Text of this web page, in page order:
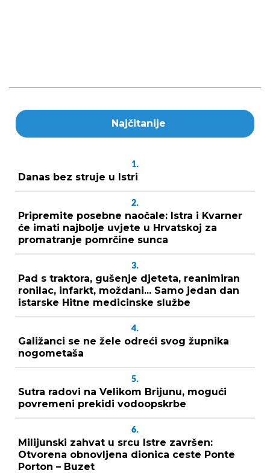
Najčitanije
1.
Danas bez struje u Istri
2.
Pripremite posebne naočale: Istra i Kvarner
će imati najbolje uvjete u Hrvatskoj za
promatranje pomrčine sunca
3.
Pad s traktora, gušenje djeteta, reanimiran
ronilac, infarkt, moždani... Samo jedan dan
istarske Hitne medicinske službe
4.
Galižanci se ne žele odreći svog župnika
nogometaša
5.
Sutra radovi na Velikom Brijunu, mogući
povremeni prekidi vodoopskrbe
6.
Milijunski zahvat u srcu Istre završen:
Otvorena obnovljena dionica ceste Ponte
Porton – Buzet